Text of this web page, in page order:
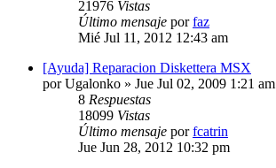
21976 Vistas
Último mensaje porfaz
Mié Jul 11, 2012 12:43 am
[Ayuda] Reparacion Diskettera MSX
porUgalonko » Jue Jul 02, 2009 1:21 am
8 Respuestas
18099 Vistas
Último mensaje porfcatrin
Jue Jun 28, 2012 10:32 pm